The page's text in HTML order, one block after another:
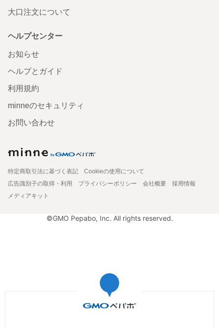
大口注文について
ヘルプセンター
お知らせ
ヘルプとガイド
利用規約
minneのセキュリティ
お問い合わせ
特定商取引法に基づく表記
Cookieの使用について
広告識別子の取得・利用
プライバシーポリシー 会社概要
採用情報
メディアキット
©GMO Pepabo, Inc. All rights reserved.